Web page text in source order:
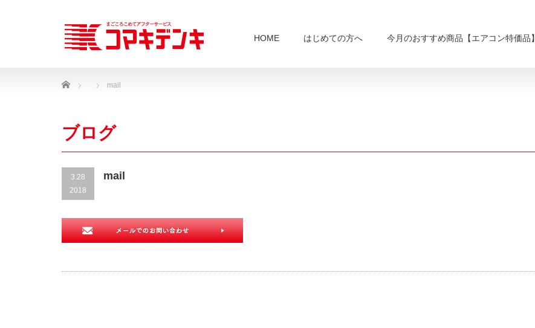
HOME はじめての方へ 今月のおすすめ商品【エアコン特価品】
Home mail
ブログ
3.28
2018
mail